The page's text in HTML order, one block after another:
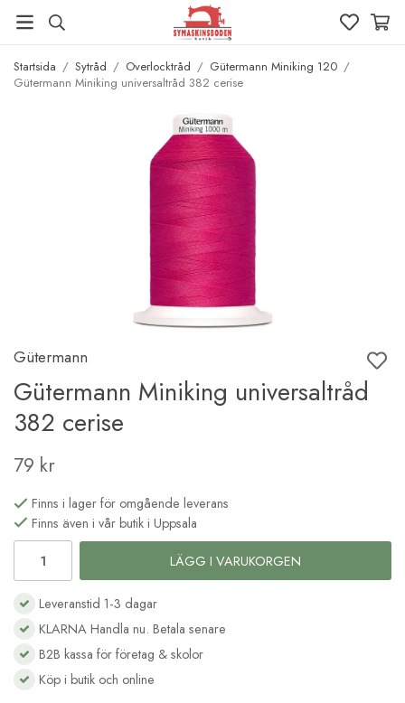
Startsida / Sytråd / Overlocktråd / Gütermann Miniking 120 /
Gütermann Miniking universaltråd 382 cerise
Gütermann
Gütermann Miniking universaltråd
382 cerise
79 kr
Finns i lager för omgående leverans
Finns även i vår butik i Uppsala
LÄGG I VARUKORGEN
Leveranstid 1-3 dagar
KLARNA Handla nu. Betala senare
B2B kassa för företag & skolor
Köp i butik och online